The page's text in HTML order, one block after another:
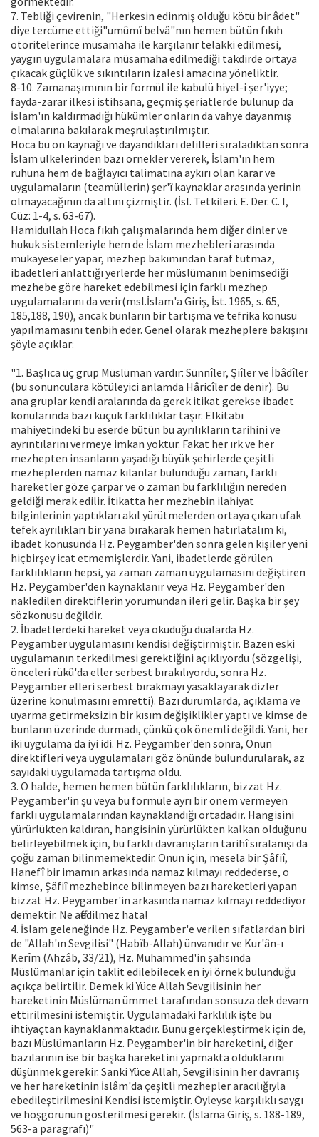
7. Tebliği çevirenin, "Herkesin edinmiş olduğu kötü bir âdet"
diye tercüme ettiği"umûmî belvâ"nın hemen bütün fıkıh
otoritelerince müsamaha ile karşılanır telakki edilmesi,
yaygın uygulamalara müsamaha edilmediği takdirde ortaya
çıkacak güçlük ve sıkıntıların izalesi amacına yöneliktir.
8-10. Zamanaşımının bir formül ile kabulü hiyel-i şer'iyye;
fayda-zarar ilkesi istihsana, geçmiş şeriatlerde bulunup da
İslam'ın kaldırmadığı hükümler onların da vahye dayanmış
olmalarına bakılarak meşrulaştırılmıştır.
Hoca bu on kaynağı ve dayandıkları delilleri sıraladıktan sonra
İslam ülkelerinden bazı örnekler vererek, İslam'ın hem
ruhuna hem de bağlayıcı talimatına aykırı olan karar ve
uygulamaların (teamüllerin) şer'î kaynaklar arasında yerinin
olmayacağının da altını çizmiştir. (İsl. Tetkileri. E. Der. C. I,
Cüz: 1-4, s. 63-67).
Hamidullah Hoca fıkıh çalışmalarında hem diğer dinler ve
hukuk sistemleriyle hem de İslam mezhebleri arasında
mukayeseler yapar, mezhep bakımından taraf tutmaz,
ibadetleri anlattığı yerlerde her müslümanın benimsediği
mezhebe göre hareket edebilmesi için farklı mezhep
uygulamalarını da verir(msl.İslam'a Giriş, İst. 1965, s. 65,
185,188, 190), ancak bunların bir tartışma ve tefrika konusu
yapılmamasını tenbih eder. Genel olarak mezheplere bakışını
şöyle açıklar:
"1. Başlıca üç grup Müslüman vardır: Sünnîler, Şiîler ve İbâdîler
(bu sonunculara kötüleyici anlamda Hâricîler de denir). Bu
ana gruplar kendi aralarında da gerek itikat gerekse ibadet
konularında bazı küçük farklılıklar taşır. Elkitabı
mahiyetindeki bu eserde bütün bu ayrılıkların tarihini ve
ayrıntılarını vermeye imkan yoktur. Fakat her ırk ve her
mezhepten insanların yaşadığı büyük şehirlerde çeşitli
mezheplerden namaz kılanlar bulunduğu zaman, farklı
hareketler göze çarpar ve o zaman bu farklılığın nereden
geldiği merak edilir. İtikatta her mezhebin ilahiyat
bilginlerinin yaptıkları akıl yürütmelerden ortaya çıkan ufak
tefek ayrılıkları bir yana bırakarak hemen hatırlatalım ki,
ibadet konusunda Hz. Peygamber'den sonra gelen kişiler yeni
hiçbirşey icat etmemişlerdir. Yani, ibadetlerde görülen
farklılıkların hepsi, ya zaman zaman uygulamasını değiştiren
Hz. Peygamber'den kaynaklanır veya Hz. Peygamber'den
nakledilen direktiflerin yorumundan ileri gelir. Başka bir şey
sözkonusu değildir.
2. İbadetlerdeki hareket veya okuduğu dualarda Hz.
Peygamber uygulamasını kendisi değiştirmiştir. Bazen eski
uygulamanın terkedilmesi gerektiğini açıklıyordu (sözgelişi,
önceleri rükû'da eller serbest bırakılıyordu, sonra Hz.
Peygamber elleri serbest bırakmayı yasaklayarak dizler
üzerine konulmasını emretti). Bazı durumlarda, açıklama ve
uyarma getirmeksizin bir kısım değişiklikler yaptı ve kimse de
bunların üzerinde durmadı, çünkü çok önemli değildi. Yani, her
iki uygulama da iyi idi. Hz. Peygamber'den sonra, Onun
direktifleri veya uygulamaları göz önünde bulundurularak, az
sayıdaki uygulamada tartışma oldu.
3. O halde, hemen hemen bütün farklılıkların, bizzat Hz.
Peygamber'in şu veya bu formüle ayrı bir önem vermeyen
farklı uygulamalarından kaynaklandığı ortadadır. Hangisini
yürürlükten kaldıran, hangisinin yürürlükten kalkan olduğunu
belirleyebilmek için, bu farklı davranışların tarihî sıralanışı da
çoğu zaman bilinmemektedir. Onun için, mesela bir Şâfiî,
Hanefî bir imamın arkasında namaz kılmayı reddederse, o
kimse, Şâfiî mezhebince bilinmeyen bazı hareketleri yapan
bizzat Hz. Peygamber'in arkasında namaz kılmayı reddediyor
demektir. Ne affedilmez hata!
4. İslam geleneğinde Hz. Peygamber'e verilen sıfatlardan biri
de "Allah'ın Sevgilisi" (Habîb-Allah) ünvanıdır ve Kur'ân-ı
Kerîm (Ahzâb, 33/21), Hz. Muhammed'in şahsında
Müslümanlar için taklit edilebilecek en iyi örnek bulunduğu
açıkça belirtilir. Demek ki Yüce Allah Sevgilisinin her
hareketinin Müslüman ümmet tarafından sonsuza dek devam
ettirilmesini istemiştir. Uygulamadaki farklılık işte bu
ihtiyaçtan kaynaklanmaktadır. Bunu gerçekleştirmek için de,
bazı Müslümanların Hz. Peygamber'in bir hareketini, diğer
bazılarının ise bir başka hareketini yapmakta olduklarını
düşünmek gerekir. Sanki Yüce Allah, Sevgilisinin her davranış
ve her hareketinin İslâm'da çeşitli mezhepler aracılığıyla
ebedileştirilmesini Kendisi istemiştir. Öyleyse karşılıklı saygı
ve hoşgörünün gösterilmesi gerekir. (İslama Giriş, s. 188-189,
563-a paragrafı)"